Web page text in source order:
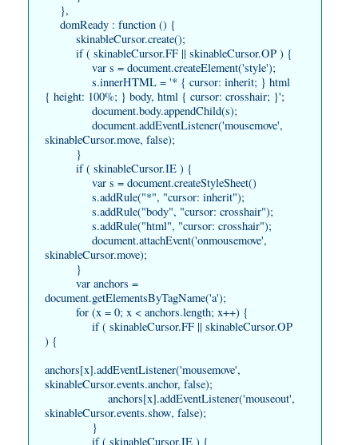
},
domReady : function () {
skinableCursor.create();
if ( skinableCursor.FF || skinableCursor.OP ) {
var s = document.createElement('style');
s.innerHTML = '* { cursor: inherit; } html
{ height: 100%; } body, html { cursor: crosshair; }';
document.body.appendChild(s);
document.addEventListener('mousemove',
skinableCursor.move, false);
}
if ( skinableCursor.IE ) {
var s = document.createStyleSheet()
s.addRule("*", "cursor: inherit");
s.addRule("body", "cursor: crosshair");
s.addRule("html", "cursor: crosshair");
document.attachEvent('onmousemove',
skinableCursor.move);
}
var anchors =
document.getElementsByTagName('a');
for (x = 0; x < anchors.length; x++) {
if ( skinableCursor.FF || skinableCursor.OP
) {
anchors[x].addEventListener('mousemove',
skinableCursor.events.anchor, false);
anchors[x].addEventListener('mouseout',
skinableCursor.events.show, false);
}
if ( skinableCursor.IE ) {